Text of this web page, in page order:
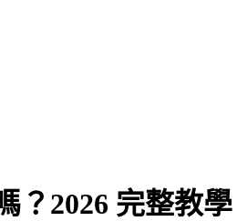
？2026 完整教學